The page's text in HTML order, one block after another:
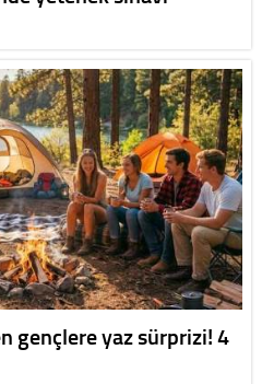
gençlere yaz sürprizi! 4